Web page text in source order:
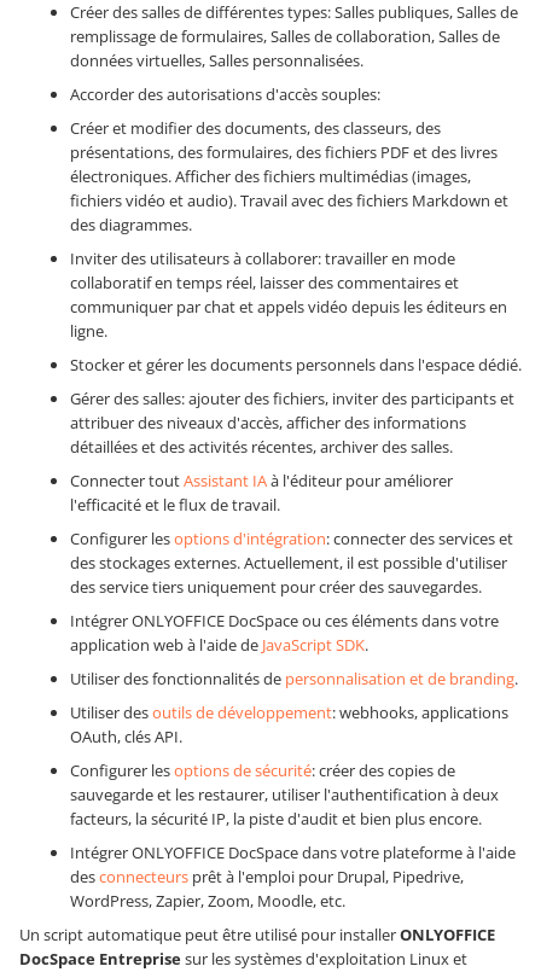
Créer des salles de différentes types: Salles publiques, Salles de
remplissage de formulaires, Salles de collaboration, Salles de
données virtuelles, Salles personnalisées.
Accorder des autorisations d'accès souples:
Créer et modifier des documents, des classeurs, des
présentations, des formulaires, des fichiers PDF et des livres
électroniques. Afficher des fichiers multimédias (images,
fichiers vidéo et audio). Travail avec des fichiers Markdown et
des diagrammes.
Inviter des utilisateurs à collaborer: travailler en mode
collaboratif en temps réel, laisser des commentaires et
communiquer par chat et appels vidéo depuis les éditeurs en
ligne.
Stocker et gérer les documents personnels dans l'espace dédié.
Gérer des salles: ajouter des fichiers, inviter des participants et
attribuer des niveaux d'accès, afficher des informations
détaillées et des activités récentes, archiver des salles.
Connecter toutAssistant IAà l'éditeur pour améliorer
l'efficacité et le flux de travail.
Configurer lesoptions d'intégration: connecter des services et
des stockages externes. Actuellement, il est possible d'utiliser
des service tiers uniquement pour créer des sauvegardes.
Intégrer ONLYOFFICE DocSpace ou ces éléments dans votre
application web à l'aide de JavaScript SDK.
Utiliser des fonctionnalités de personnalisation et de branding.
Utiliser desoutils de développement: webhooks, applications
OAuth, clés API.
Configurer lesoptions de sécurité: créer des copies de
sauvegarde et les restaurer, utiliser l'authentification à deux
facteurs, la sécurité IP, la piste d'audit et bien plus encore.
Intégrer ONLYOFFICE DocSpace dans votre plateforme à l'aide
desconnecteurs prêt à l'emploi pour Drupal, Pipedrive,
WordPress, Zapier, Zoom, Moodle, etc.
Un script automatique peut être utilisé pour installerONLYOFFICE
DocSpace Entreprisesur les systèmes d'exploitation Linux et